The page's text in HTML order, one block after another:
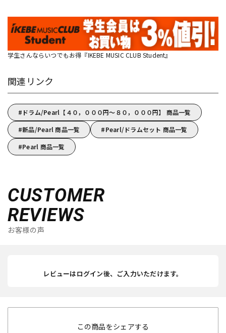
学生さんならいつでもお得『IKEBE MUSIC CLUB Student』
関連リンク
ドラム/Pearl【４０，０００円～８０，０００円】 商品一覧
新品/Pearl 商品一覧
Pearl/ドラムセット 商品一覧
Pearl 商品一覧
CUSTOMER
REVIEWS
お客様の声
レビューはログイン後、ご入力いただけます。
この商品をシェアする